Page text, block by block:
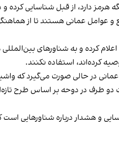
هرمز دارد، از قبل شناسایی کرده و
عمانی هستند تا از
کرده و به شناورهای بین‌المللی
کرده‌اند، استفاده نکنند.
در حالی صورت می‌گیرد که
مذاکرات دو طرف در دوحه بر اساس
هشدار درباره شناورهایی است